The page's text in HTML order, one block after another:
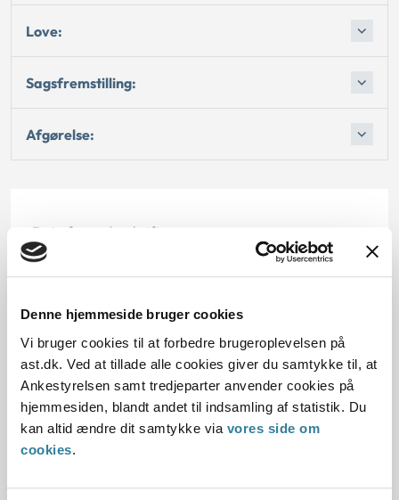
Denne hjemmeside bruger cookies
Vi bruger cookies til at forbedre brugeroplevelsen på
ast.dk. Ved at tillade alle cookies giver du samtykke til, at
Ankestyrelsen samt tredjeparter anvender cookies på
hjemmesiden, blandt andet til indsamling af statistik. Du
kan altid ændre dit samtykke via vores side om
cookies.
Love:
Sagsfremstilling:
Afgørelse:
Dato for underskrift
Offentliggørelsesdato
12.07.2013
Paragraf
§ 60 § 61 § 69